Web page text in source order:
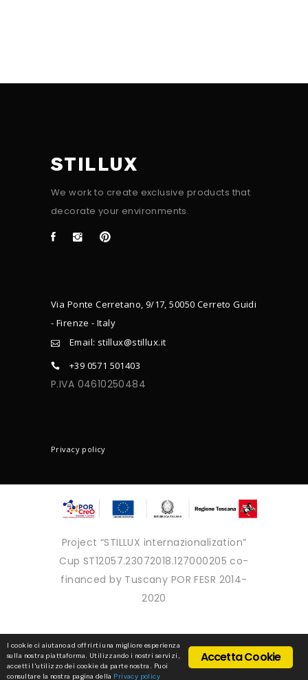
STILLUX
We work to create exclusive products that
decorate your environments.
Via Ponte Cerretano, 9/17, 50050 Cerreto Guidi
- Firenze - Italy
Email: stillux@stillux.it
+39 0571 501403
P.IVA 04610250484
Privacy policy
Project “STILLUX internazionalization”
Cup ST12057.23072018.127000205 co-
financed by Tuscany POR FESR 2014-
2020
Copyright © 2025 - Tutti i diritti
riservati
Accetta Cookie
I cookie ci aiutano ad offrirti una migliore esperienza
sulla nostra piattaforma. Utilizzando i nostri servizi,
accetti l'utilizzo dei cookie da parte nostra. Puoi
consultare la nostra pagina della Privacy policy